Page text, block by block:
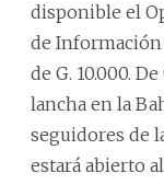
disponible el
de
de G. 10.000.
lancha en la
seguidores de
estará abierto